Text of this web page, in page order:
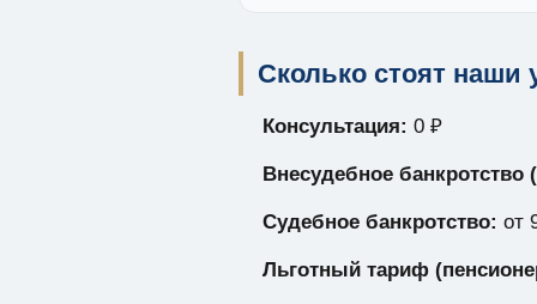
Сколько стоят наши
Консультация: 0 ₽
Внесудебное
Судебное банкротство: от
Льготный тариф